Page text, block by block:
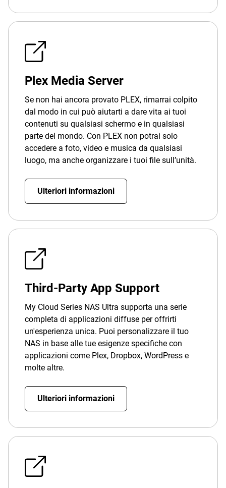
Plex Media Server
Se non hai ancora provato PLEX, rimarrai colpito
dal modo in cui può aiutarti a dare vita ai tuoi
contenuti su qualsiasi schermo e in qualsiasi
parte del mondo. Con PLEX non potrai solo
accedere a foto, video e musica da qualsiasi
luogo, ma anche organizzare i tuoi file sull’unità.
Ulteriori informazioni
Third-Party App Support
My Cloud Series NAS Ultra supporta una serie
completa di applicazioni diffuse per offrirti
un'esperienza unica. Puoi personalizzare il tuo
NAS in base alle tue esigenze specifiche con
applicazioni come Plex, Dropbox, WordPress e
molte altre.
Ulteriori informazioni